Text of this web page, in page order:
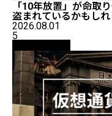
「10年放置」が命取
盗まれているかもし
2026.08.01
5